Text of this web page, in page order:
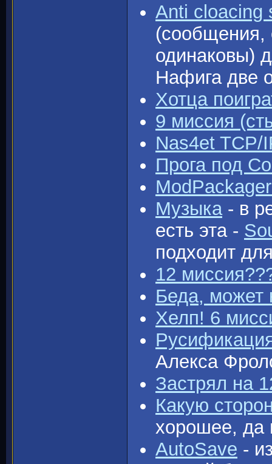
Anti cloacing
одинаковы)
Нафига две
Хотца
9 миссия
Nas4et TCP/
Прога под
Музыка- в
есть эта -
подходит
12
Беда, может
Хелп! 6
Алекса
Застрял на
Какую
хорошее, да
AutoSave -